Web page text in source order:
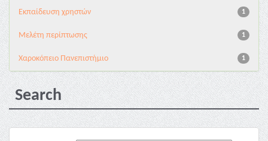
1
Εκπαίδευση χρηστών
1
Μελέτη περίπτωσης
1
Χαροκόπειο Πανεπιστήμιο
Search